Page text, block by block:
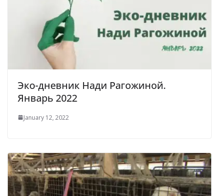
Эко-дневник Нади Рагожиной.
Январь 2022
January 12, 2022